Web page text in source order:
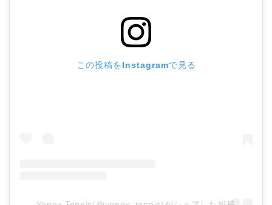
この投稿をInstagramで見る